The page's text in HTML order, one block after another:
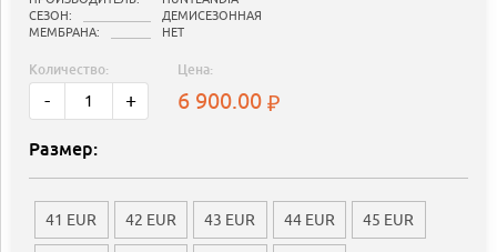
СЕЗОН:
ДЕМИСЕЗОННАЯ
МЕМБРАНА:
НЕТ
Количество:
- +
Цена:
6 900.00
Размер:
41 EUR 42 EUR 43 EUR 44 EUR 45 EUR